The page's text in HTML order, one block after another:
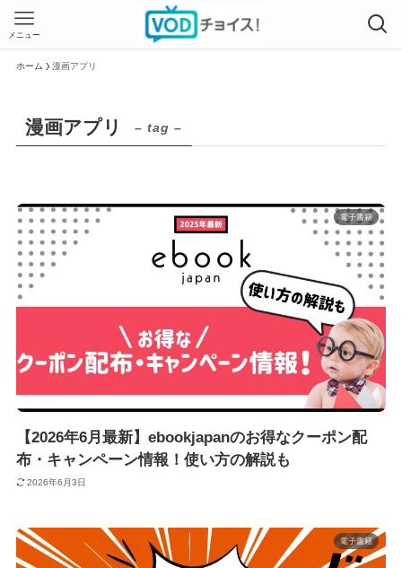
メニュー
ホーム 漫画アプリ
漫画アプリ – tag –
電子書籍
【2026年6月最新】ebookjapanのお得なクーポン配
布・キャンペーン情報！使い方の解説も
2026年6月3日
電子書籍